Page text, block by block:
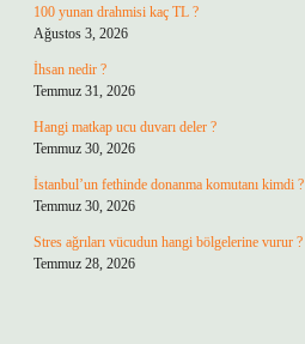
100 yunan drahmisi kaç TL ?
Ağustos 3, 2026
İhsan nedir ?
Temmuz 31, 2026
Hangi matkap ucu duvarı deler ?
Temmuz 30, 2026
İstanbul’un fethinde donanma komutanı kimdi ?
Temmuz 30, 2026
Stres ağrıları vücudun hangi bölgelerine vurur ?
Temmuz 28, 2026